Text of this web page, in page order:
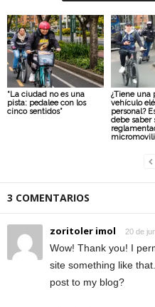
“La ciudad no es una
pista: pedalee con los
cinco sentidos”
¿Tiene una
vehículo
personal?
debe saber
3 COMENTARIOS
zoritoler imol 20 de
Wow! Thank you! I
site something like
post to my blog?